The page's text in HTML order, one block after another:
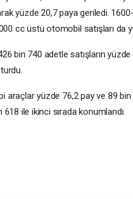
yüzde 20,7 paya geriledi.
cc üstü otomobil satışları da
bin 740 adetle satışların
yüzde 76,2 pay ve 89 bin
ile ikinci sırada konumlandı.